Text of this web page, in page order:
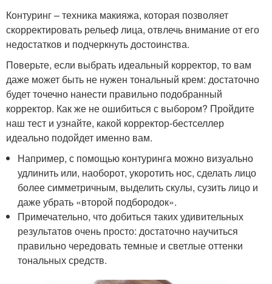
Контуринг – техника макияжа, которая позволяет
скорректировать рельеф лица, отвлечь внимание от его
недостатков и подчеркнуть достоинства.
Поверьте, если выбрать идеальный корректор, то вам
даже может быть не нужен тональный крем: достаточно
будет точечно нанести правильно подобранный
корректор. Как же не ошибиться с выбором? Пройдите
наш тест и узнайте, какой корректор-бестселлер
идеально подойдет именно вам.
Например, с помощью контуринга можно визуально
удлинить или, наоборот, укоротить нос, сделать лицо
более симметричным, выделить скулы, сузить лицо и
даже убрать «второй подбородок».
Примечательно, что добиться таких удивительных
результатов очень просто: достаточно научиться
правильно чередовать темные и светлые оттенки
тональных средств.